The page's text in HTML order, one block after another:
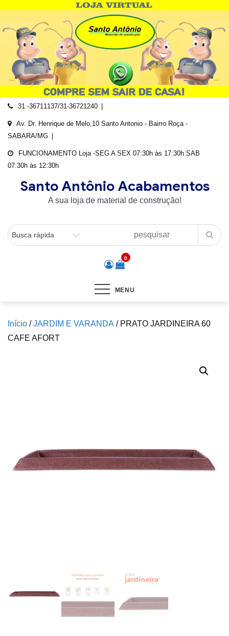
content
31 -36711137/31-36721240
Av. Dr. Henrique de Melo,10 Santo Antonio - Bairro Roça -
SABARA/MG
FUNCIONAMENTO Loja -SEG A SEX 07:30h às 17:30h SAB
07:30h às 12:30h
Santo Antônio Acabamentos
A sua loja de material de construção!
0
MENU
Início /JARDIM E VARANDA / PRATO JARDINEIRA 60
CAFE AFORT